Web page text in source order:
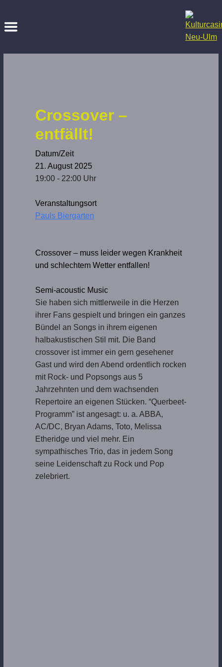
Crossover –
entfällt!
Datum/Zeit
21. August 2025
19:00 - 22:00 Uhr
Veranstaltungsort
Pauls Biergarten
Crossover – muss leider wegen Krankheit
und schlechtem Wetter entfallen!
Semi-acoustic Music
Sie haben sich mittlerweile in die Herzen
ihrer Fans gespielt und bringen ein ganzes
Bündel an Songs in ihrem eigenen
halbakustischen Stil mit. Die Band
crossover ist immer ein gern gesehener
Gast und wird den Abend ordentlich rocken
mit Rock- und Popsongs aus 5
Jahrzehnten und dem wachsenden
Repertoire an eigenen Stücken. “Querbeet-
Programm” ist angesagt: u. a. ABBA,
AC/DC, Bryan Adams, Toto, Melissa
Etheridge und viel mehr. Ein
sympathisches Trio, das in jedem Song
seine Leidenschaft zu Rock und Pop
zelebriert.